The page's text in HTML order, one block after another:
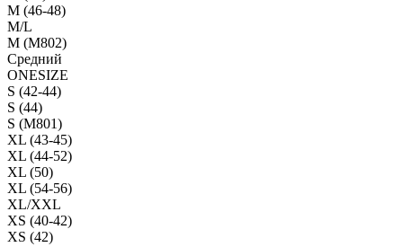
M (46-48)
M/L
M (M802)
Средний
ONESIZE
S (42-44)
S (44)
S (M801)
XL (43-45)
XL (44-52)
XL (50)
XL (54-56)
XL/XXL
XS (40-42)
XS (42)